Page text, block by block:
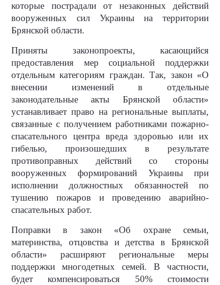
которые пострадали от незаконных действий
вооруженных сил Украины на территории
Брянской области.
Приняты законопроекты, касающийся
предоставления мер социальной поддержки
отдельным категориям граждан. Так, закон «О
внесении изменений в отдельные
законодательные акты Брянской области»
устанавливает право на региональные выплаты,
связанные с получением работниками пожарно-
спасательного центра вреда здоровью или их
гибелью, произошедших в результате
противоправных действий со стороны
вооруженных формирований Украины при
исполнении должностных обязанностей по
тушению пожаров и проведению аварийно-
спасательных работ.
Поправки в закон «Об охране семьи,
материнства, отцовства и детства в Брянской
области» расширяют региональные меры
поддержки многодетных семей. В частности,
будет компенсироваться 50% стоимости